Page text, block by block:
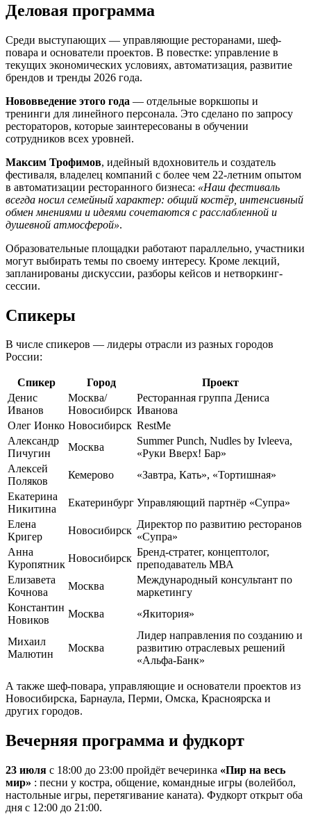
Деловая программа
Среди выступающих — управляющие ресторанами, шеф-
повара и основатели проектов. В повестке: управление в
текущих экономических условиях, автоматизация, развитие
брендов и тренды 2026 года.
Нововведение этого года — отдельные воркшопы и
тренинги для линейного персонала. Это сделано по запросу
рестораторов, которые заинтересованы в обучении
сотрудников всех уровней.
Максим Трофимов, идейный вдохновитель и создатель
фестиваля, владелец компаний с более чем 22-летним опытом
в автоматизации ресторанного бизнеса: «Наш фестиваль
всегда носил семейный характер: общий костёр, интенсивный
обмен мнениями и идеями сочетаются с расслабленной и
душевной атмосферой».
Образовательные площадки работают параллельно, участники
могут выбирать темы по своему интересу. Кроме лекций,
запланированы дискуссии, разборы кейсов и нетворкинг-
сессии.
Спикеры
В числе спикеров — лидеры отрасли из разных городов
России:
Спикер Город
Проект
Денис
Иванов
Москва/
Новосибирск
Ресторанная группа Дениса
Иванова
Олег Ионко Новосибирск RestMe
Александр
Пичугин
Москва
Summer Punch, Nudles by Ivleeva,
«Руки Вверх! Бар»
Алексей
Поляков
Кемерово
«Завтра, Кать», «Тортишная»
Екатерина
Никитина
Екатеринбург Управляющий партнёр «Супра»
Елена
Кригер
Новосибирск
Директор по развитию ресторанов
«Супра»
Анна
Куропятник
Новосибирск
Бренд-стратег, концептолог,
преподаватель МВА
Елизавета
Кочнова
Москва
Международный консультант по
маркетингу
Константин
Новиков
Москва «Якитория»
Михаил
Малютин
Москва
Лидер направления по созданию и
развитию отраслевых решений
«Альфа-Банк»
А также шеф-повара, управляющие и основатели проектов из
Новосибирска, Барнаула, Перми, Омска, Красноярска и
других городов.
Вечерняя программа и фудкорт
23 июля с 18:00 до 23:00 пройдёт вечеринка «Пир на весь
мир» : песни у костра, общение, командные игры (волейбол,
настольные игры, перетягивание каната). Фудкорт открыт оба
дня с 12:00 до 21:00.